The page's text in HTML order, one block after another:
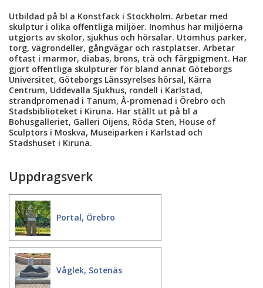
Utbildad på bl a Konstfack i Stockholm. Arbetar med
skulptur i olika offentliga miljöer. Inomhus har miljöerna
utgjorts av skolor, sjukhus och hörsalar. Utomhus parker,
torg, vägrondeller, gångvägar och rastplatser. Arbetar
oftast i marmor, diabas, brons, trä och färgpigment. Har
gjort offentliga skulpturer för bland annat Göteborgs
Universitet, Göteborgs Länssyrelses hörsal, Kärra
Centrum, Uddevalla Sjukhus, rondell i Karlstad,
strandpromenad i Tanum, Å-promenad i Örebro och
Stadsbiblioteket i Kiruna. Har ställt ut på bl a
Bohusgalleriet, Galleri Oijens, Röda Sten, House of
Sculptors i Moskva, Museiparken i Karlstad och
Stadshuset i Kiruna.
Uppdragsverk
Portal, Örebro
Våglek, Sotenäs